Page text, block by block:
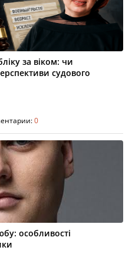
за віком: чи
судового
0
особливості